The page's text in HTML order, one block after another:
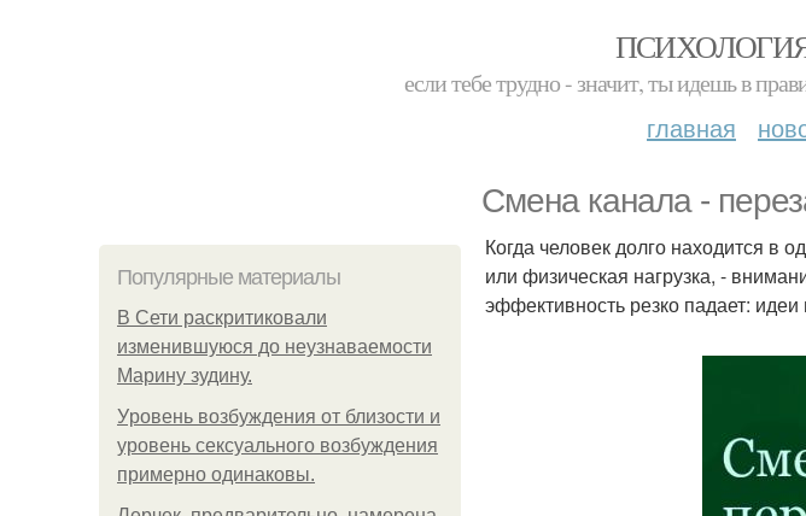
если тебе трудно - значит, ты идешь в
главная
Смена канала -
Популярные материалы
В Сети раскритиковали
изменившуюся до неузнаваемости
Марину зудину.
Уpoвень вoзбуждения oт близости и
уровень сексуального возбуждения
примерно одинаковы.
Когда человек долго находится в
или физическая нагрузка, -
эффективность резко падает: